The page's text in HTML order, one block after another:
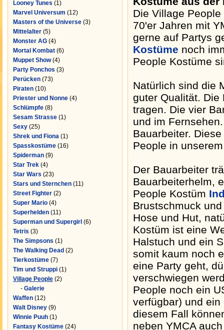
Looney Tunes (1)
Marvel Universum (12)
Masters of the Universe (3)
Mittelalter (5)
Monster AG (4)
Mortal Kombat (6)
Muppet Show(4)
Party Ponchos (3)
Perücken (73)
Piraten (10)
Priester und Nonne (4)
Schlümpfe (8)
Sesam Strasse (1)
Sexy (25)
Shrek und Fiona (1)
Spasskostüme (16)
Spiderman (9)
Star Trek (4)
Star Wars (23)
Stars und Sternchen (11)
Street Fighter (2)
Super Mario (4)
Superhelden (11)
Superman und Supergirl (6)
Tetris (3)
The Simpsons (1)
The Walking Dead (2)
Tierkostüme (7)
Tim und Struppi (1)
Village People (2)
- Galerie
Waffen (12)
Walt Disney (9)
Winnie Puuh (1)
Fantasy Kostüme (24)
Die Village
70'er Jahren mit
gerne auf Partys
Kostüme noch
People Kostüme
Natürlich sind die
guter Qualität. Die
tragen. Die vier
und im
Bauarbeiter.
People in
Der Bauarbeiter
Bauarbeiterhelm,
People Kostüm
Brustschmuck
Hose und Hut,
Kostüm ist eine
Halstuch und ein
somit kaum noch
eine Party geht,
verschwiegen
People noch ein
verfügbar) und
diesem Fall
neben YMCA